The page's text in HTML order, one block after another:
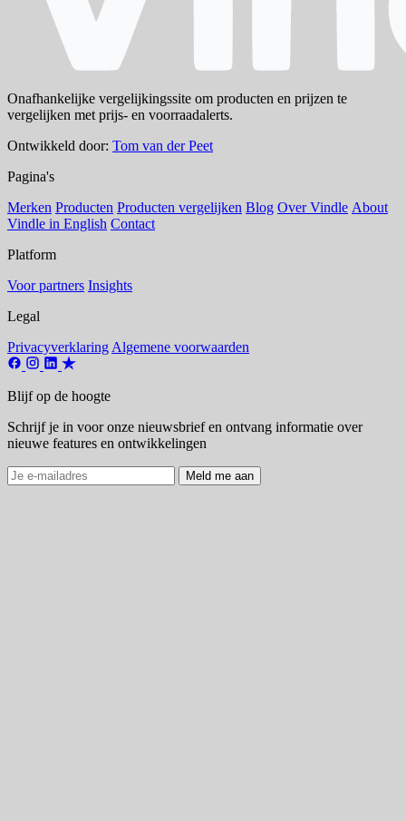
Onafhankelijke vergelijkingssite om producten en prijzen te
vergelijken met prijs- en voorraadalerts.
Ontwikkeld door: Tom van der Peet
Pagina's
Merken Producten Producten vergelijken Blog Over Vindle About
Vindle in English Contact
Platform
Voor partners Insights
Legal
Privacyverklaring Algemene voorwaarden
Blijf op de hoogte
Schrijf je in voor onze nieuwsbrief en ontvang informatie over
nieuwe features en ontwikkelingen
Meld me aan